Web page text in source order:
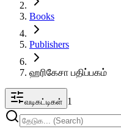
Books
Publishers
ஹரிகேசா பதிப்பகம்
வடிகட்டிகள் 1